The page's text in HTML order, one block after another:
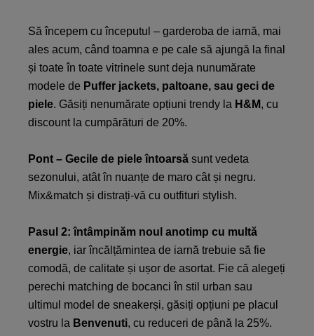
Să începem cu începutul – garderoba de iarnă, mai
ales acum, când toamna e pe cale să ajungă la final
și toate în toate vitrinele sunt deja nunumărate
modele de Puffer jackets, paltoane, sau geci de
piele. Găsiți nenumărate opțiuni trendy la H&M, cu
discount la cumpărături de 20%.
Pont – Gecile de piele întoarsă sunt vedeta
sezonului, atât în nuanțe de maro cât și negru.
Mix&match și distrați-vă cu outfituri stylish.
Pasul 2: întâmpinăm noul anotimp cu multă
energie, iar încălțămintea de iarnă trebuie să fie
comodă, de calitate și ușor de asortat. Fie că alegeți
perechi matching de bocanci în stil urban sau
ultimul model de sneakerși, găsiți opțiuni pe placul
vostru la Benvenuti, cu reduceri de până la 25%.